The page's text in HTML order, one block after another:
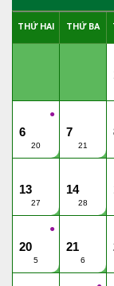
THỨ HAI THỨ BA
●
6
20
7
21
13
27
14
28
●
20
5
21
6